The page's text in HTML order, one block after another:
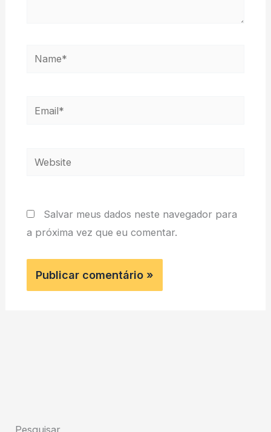
Name*
Email*
Website
Salvar meus dados neste navegador para
a próxima vez que eu comentar.
Pesquisar